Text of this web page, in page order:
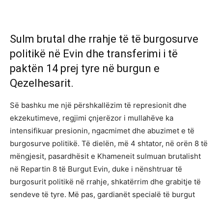
Sulm brutal dhe rrahje të të burgosurve
politikë në Evin dhe transferimi i të
paktën 14 prej tyre në burgun e
Qezelhesarit.
Së bashku me një përshkallëzim të represionit dhe
ekzekutimeve, regjimi çnjerëzor i mullahëve ka
intensifikuar presionin, ngacmimet dhe abuzimet e të
burgosurve politikë. Të dielën, më 4 shtator, në orën 8 të
mëngjesit, pasardhësit e Khameneit sulmuan brutalisht
në Repartin 8 të Burgut Evin, duke i nënshtruar të
burgosurit politikë në rrahje, shkatërrim dhe grabitje të
sendeve të tyre. Më pas, gardianët specialë të burgut